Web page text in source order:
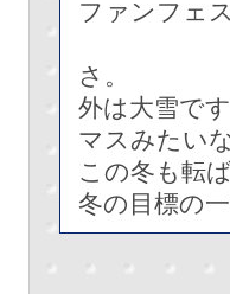
ファンフェ
さ。
外は大雪で
マスみたい
この冬も転
冬の目標の